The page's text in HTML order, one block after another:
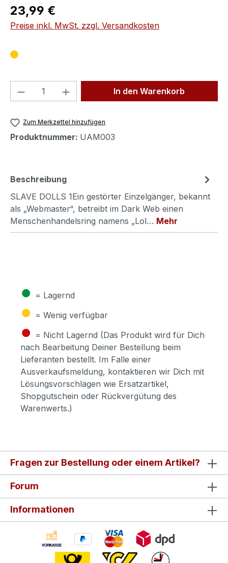
Regulärer Preis:
23,99 €
Preise inkl. MwSt. zzgl. Versandkosten
Produkt Anzahl: Gib denIn den Warenkorb
Zum Merkzettel hinzufügen
Produktnummer: UAM003
Beschreibung
SLAVE DOLLS 1Ein gestörter Einzelgänger, bekannt
als „Webmaster“, betreibt im Dark Web einen
Menschenhandelsring namens „Lol… Mehr
● = Lagernd
● = Wenig verfügbar
● = Nicht Lagernd (Das Produkt wird für Dich
nach Bearbeitung Deiner Bestellung beim
Lieferanten bestellt. Im Falle einer
Ausverkaufsmeldung, kontaktieren wir Dich mit
Lösungsvorschlägen wie Ersatzartikel,
Shopgutschein oder Rückvergütung des
Warenwerts.)
Fragen zur Bestellung oder einem Artikel?
Forum
Informationen